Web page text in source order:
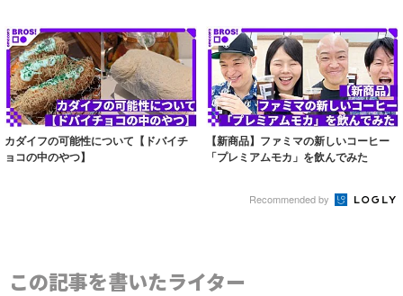
カダイフの可能性について【ドバイチ
ョコの中のやつ】
【新商品】ファミマの新しいコーヒー
「プレミアムモカ」を飲んでみた
Recommended by
この記事を書いたライター